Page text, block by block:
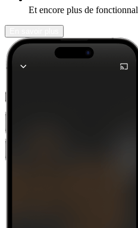
Et encore plus de